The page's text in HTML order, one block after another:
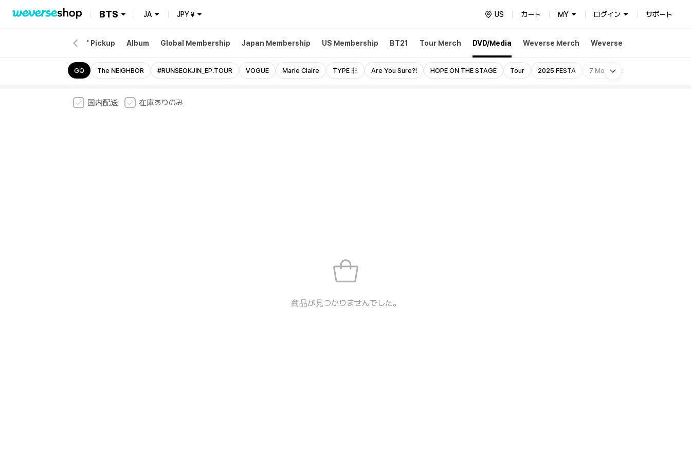
BTS JA JPY¥ US カート MY ログイン サポート
'ARIRANG' Pickup Album Global Membership Japan Membership US Membership BT21 Tour Merch DVD/Media Weverse Merch Weverse
GQ The NEIGHBOR #RUNSEOKJIN_EP.TOUR VOGUE Marie Claire TYPE 非 Are You Sure?! HOPE ON THE STAGE Tour 2025 FESTA 7 MomentsMore
国内配送 在庫ありのみ
商品が見つかりませんでした。